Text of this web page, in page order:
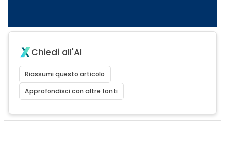
Chiedi all'AI
Riassumi questo articolo
Approfondisci con altre fonti